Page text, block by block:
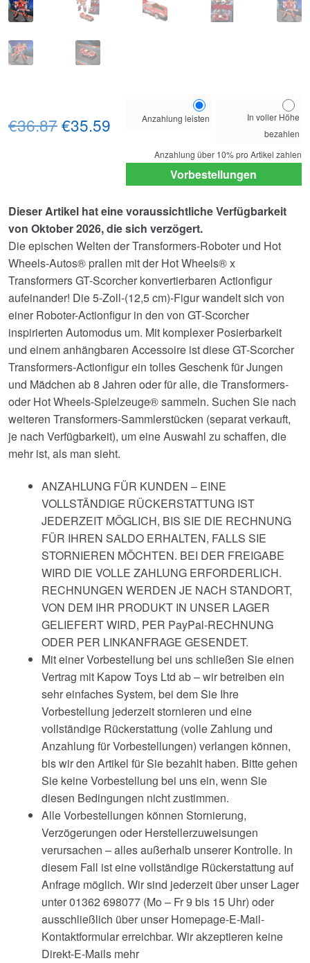
your
option
Anzahlung leisten
In voller Höhe
bezahlen
Anzahlung über 10%pro Artikel zahlen
Vorbestellungen
€36.87Ursprünglicher
€35.59 Aktueller
Dieser Artikel hat eine voraussichtliche Verfügbarkeit
von Oktober 2026, die sich verzögert.
Die epischen Welten der Transformers-Roboter und Hot
Wheels-Autos® prallen mit der Hot Wheels® x
Transformers GT-Scorcher konvertierbaren Actionfigur
aufeinander! Die 5-Zoll-(12,5 cm)-Figur wandelt sich von
einer Roboter-Actionfigur in den von GT-Scorcher
inspirierten Automodus um. Mit komplexer Posierbarkeit
und einem anhängbaren Accessoire ist diese GT-Scorcher
Transformers-Actionfigur ein tolles Geschenk für Jungen
und Mädchen ab 8 Jahren oder für alle, die Transformers-
oder Hot Wheels-Spielzeuge® sammeln. Suchen Sie nach
weiteren Transformers-Sammlerstücken (separat verkauft,
je nach Verfügbarkeit), um eine Auswahl zu schaffen, die
mehr ist, als man sieht.
ANZAHLUNG FÜR KUNDEN – EINE
VOLLSTÄNDIGE RÜCKERSTATTUNG IST
JEDERZEIT MÖGLICH, BIS SIE DIE RECHNUNG
FÜR IHREN SALDO ERHALTEN, FALLS SIE
STORNIEREN MÖCHTEN. BEI DER FREIGABE
WIRD DIE VOLLE ZAHLUNG ERFORDERLICH.
RECHNUNGEN WERDEN JE NACH STANDORT,
VON DEM IHR PRODUKT IN UNSER LAGER
GELIEFERT WIRD, PER PayPal-RECHNUNG
ODER PER LINKANFRAGE GESENDET.
Mit einer Vorbestellung bei uns schließen Sie einen
Vertrag mit Kapow Toys Ltd ab – wir betreiben ein
sehr einfaches System, bei dem Sie Ihre
Vorbestellung jederzeit stornieren und eine
vollständige Rückerstattung (volle Zahlung und
Anzahlung für Vorbestellungen) verlangen können,
bis wir den Artikel für Sie bezahlt haben. Bitte gehen
Sie keine Vorbestellung bei uns ein, wenn Sie
diesen Bedingungen nicht zustimmen.
Alle Vorbestellungen können Stornierung,
Verzögerungen oder Herstellerzuweisungen
verursachen – alles außerhalb unserer Kontrolle. In
diesem Fall ist eine vollständige Rückerstattung auf
Anfrage möglich. Wir sind jederzeit über unser Lager
unter 01362 698077 (Mo – Fr 9 bis 15 Uhr) oder
ausschließlich über unser Homepage-E-Mail-
Kontaktformular erreichbar. Wir akzeptieren keine
Direkt-E-Mails mehr